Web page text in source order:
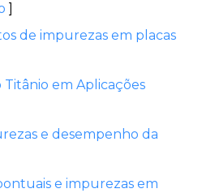
de impurezas em placas
Titânio em Aplicações
e desempenho da
e impurezas em